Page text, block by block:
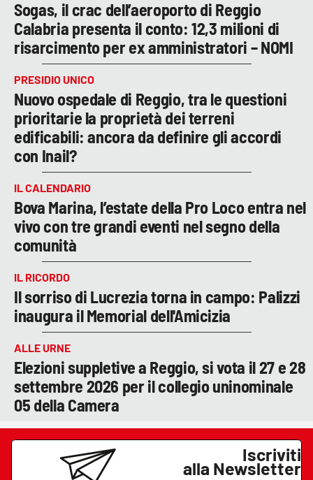
Sogas, il crac dell’aeroporto di Reggio
Calabria presenta il conto: 12,3 milioni di
risarcimento per ex amministratori – NOMI
PRESIDIO UNICO
Nuovo ospedale di Reggio, tra le questioni
prioritarie la proprietà dei terreni
edificabili: ancora da definire gli accordi
con Inail?
IL CALENDARIO
Bova Marina, l’estate della Pro Loco entra nel
vivo con tre grandi eventi nel segno della
comunità
IL RICORDO
Il sorriso di Lucrezia torna in campo: Palizzi
inaugura il Memorial dell'Amicizia
ALLE URNE
Elezioni suppletive a Reggio, si vota il 27 e 28
settembre 2026 per il collegio uninominale
05 della Camera
Iscriviti
alla Newsletter